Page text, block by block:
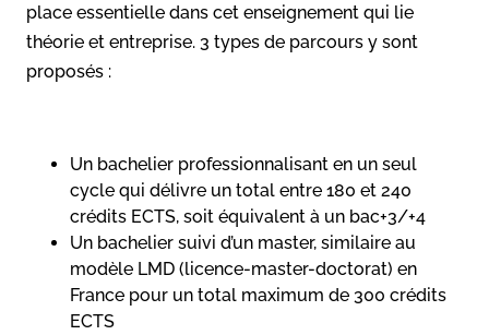
place essentielle dans cet enseignement qui lie
théorie et entreprise. 3 types de parcours y sont
proposés :
Un bachelier professionnalisant en un seul
cycle qui délivre un total entre 180 et 240
crédits ECTS, soit équivalent à un bac+3/+4
Un bachelier suivi d’un master, similaire au
modèle LMD (licence-master-doctorat) en
France pour un total maximum de 300 crédits
ECTS